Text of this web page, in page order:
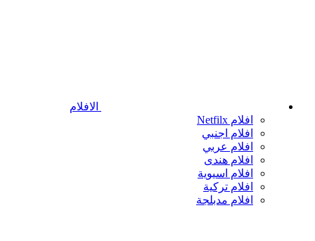
الافلام
افلام Netfilx
افلام اجنبي
افلام عربي
افلام هندى
افلام اسيوية
افلام تركية
افلام مدبلجة